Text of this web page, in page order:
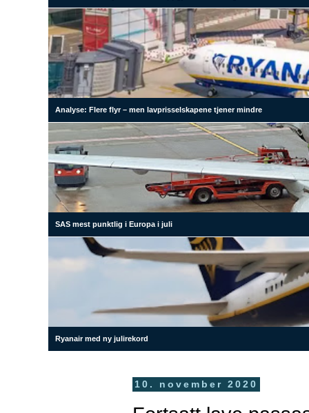
Analyse: Flere flyr – men lavprisselskapene tjener mindre
SAS mest punktlig i Europa i juli
Ryanair med ny julirekord
10. november 2020